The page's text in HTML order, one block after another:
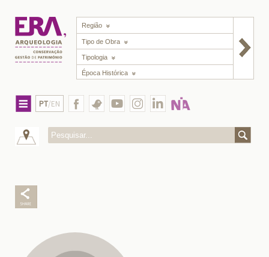
Região
Tipo de Obra
Tipologia
Época Histórica
PT/EN